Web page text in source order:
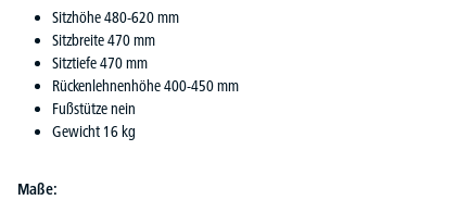
Sitzhöhe 480-620 mm
Sitzbreite 470 mm
Sitztiefe 470 mm
Rückenlehnenhöhe 400-450 mm
Fußstütze nein
Gewicht 16 kg
Maße: